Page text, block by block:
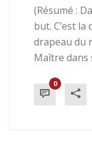
(Résumé :
but. C’est
drapeau du
Maître dans
0